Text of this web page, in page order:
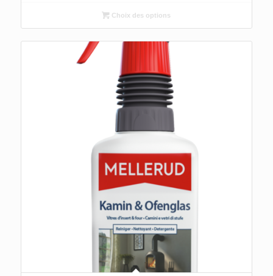
3,60 €
à
5,80 €
Choix des options